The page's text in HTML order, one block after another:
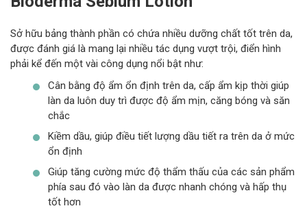
Sở hữu bảng thành phần có chứa nhiều dưỡng chất tốt trên da,
được đánh giá là mang lại nhiều tác dụng vượt trội, điển hình
phải kể đến một vài công dụng nổi bật như:
Cân bằng độ ẩm ổn định trên da, cấp ẩm kịp thời giúp
làn da luôn duy trì được độ ẩm mịn, căng bóng và săn
chắc
Kiềm dầu, giúp điều tiết lượng dầu tiết ra trên da ở mức
ổn định
Giúp tăng cường mức độ thẩm thấu của các sản phẩm
phía sau đó vào làn da được nhanh chóng và hấp thụ
tốt hơn